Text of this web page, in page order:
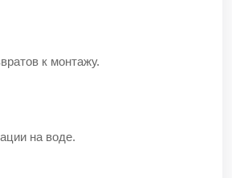
к монтажу.
на воде.